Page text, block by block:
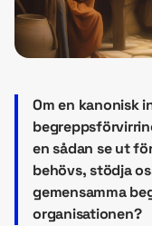
Om en kanonisk
en sådan se ut
behövs, stödja
gemensamma
organisationen?